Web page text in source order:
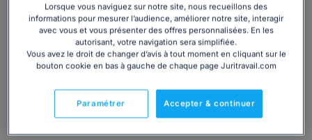
en dessous du
montant prévu par les
dispositions
conventionnelles,
lorsqu'elles sont plus
favorables.
C'est le salaire minimum légal en
dessous duquel l'employeur ne
peut pas payer son salarié (ordre
public).
Je souhaite comparer le SMIC et le SMC : quel est
Lorsque vous naviguez sur notre site, nous recueillons des
informations pour mesurer l’audience, améliorer notre site, interagir
avec vous et vous présenter des offres personnalisées. En les
autorisant, votre navigation sera simplifiée.
Vous avez le droit de changer d’avis à tout moment en cliquant sur le
bouton cookie en bas à gauche de chaque page Juritravail.com
Accepter & continuer
Paramétrer